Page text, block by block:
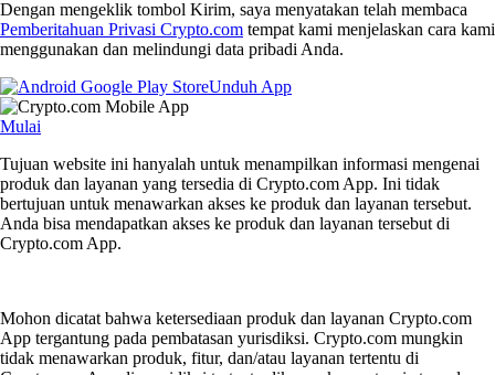
Dengan mengeklik tombol Kirim, saya menyatakan telah membaca
Pemberitahuan Privasi Crypto.com tempat kami menjelaskan cara kami
menggunakan dan melindungi data pribadi Anda.
Unduh App
Mulai
Tujuan website ini hanyalah untuk menampilkan informasi mengenai
produk dan layanan yang tersedia di Crypto.com App. Ini tidak
bertujuan untuk menawarkan akses ke produk dan layanan tersebut.
Anda bisa mendapatkan akses ke produk dan layanan tersebut di
Crypto.com App.
Mohon dicatat bahwa ketersediaan produk dan layanan Crypto.com
App tergantung pada pembatasan yurisdiksi. Crypto.com mungkin
tidak menawarkan produk, fitur, dan/atau layanan tertentu di